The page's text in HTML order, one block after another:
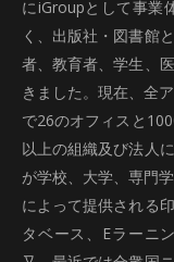
にiGroupとして事業
く、出版社・図書館
者、教育者、学生、
きました。現在、全
で26のオフィスと
以上の組織及び法人
が学校、大学、専門
によって提供される
タベース、Eラーニ